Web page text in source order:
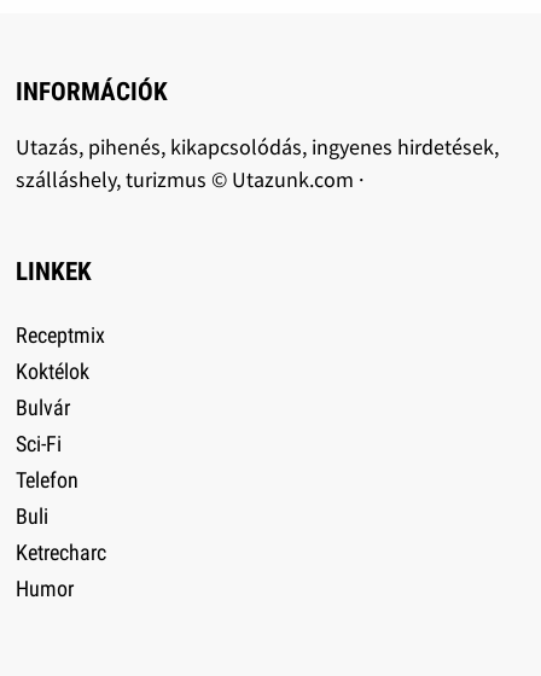
INFORMÁCIÓK
Utazás, pihenés, kikapcsolódás, ingyenes hirdetések,
szálláshely, turizmus © Utazunk.com ·
LINKEK
Receptmix
Koktélok
Bulvár
Sci-Fi
Telefon
Buli
Ketrecharc
Humor